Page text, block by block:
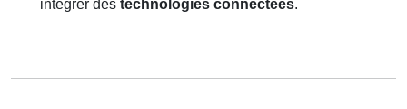
intégrer des technologies connectées.